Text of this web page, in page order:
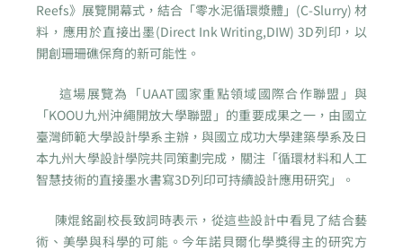
Reefs》展覽開幕式，結合「零水泥循環漿體」(C-Slurry) 材
料，應用於直接出墨(Direct Ink Writing,DIW) 3D列印，以
開創珊珊礁保育的新可能性。
這場展覽為「UAAT國家重點領域國際合作聯盟」與
「KOOU九州沖繩開放大學聯盟」的重要成果之一，由國立
臺灣師範大學設計學系主辦，與國立成功大學建築學系及日
本九州大學設計學院共同策劃完成，關注「循環材料和人工
智慧技術的直接墨水書寫3D列印可持續設計應用研究」。
陳焜銘副校長致詞時表示，從這些設計中看見了結合藝
術、美學與科學的可能。今年諾貝爾化學獎得主的研究方